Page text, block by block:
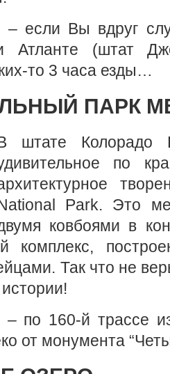
– если Вы вдруг
Атланте (штат
то 3 часа езды…
ПАРК
штате Колорадо
по
Park. Это
ковбоями в
комплекс,
Так что не
– по 160-й трассе
от монумента